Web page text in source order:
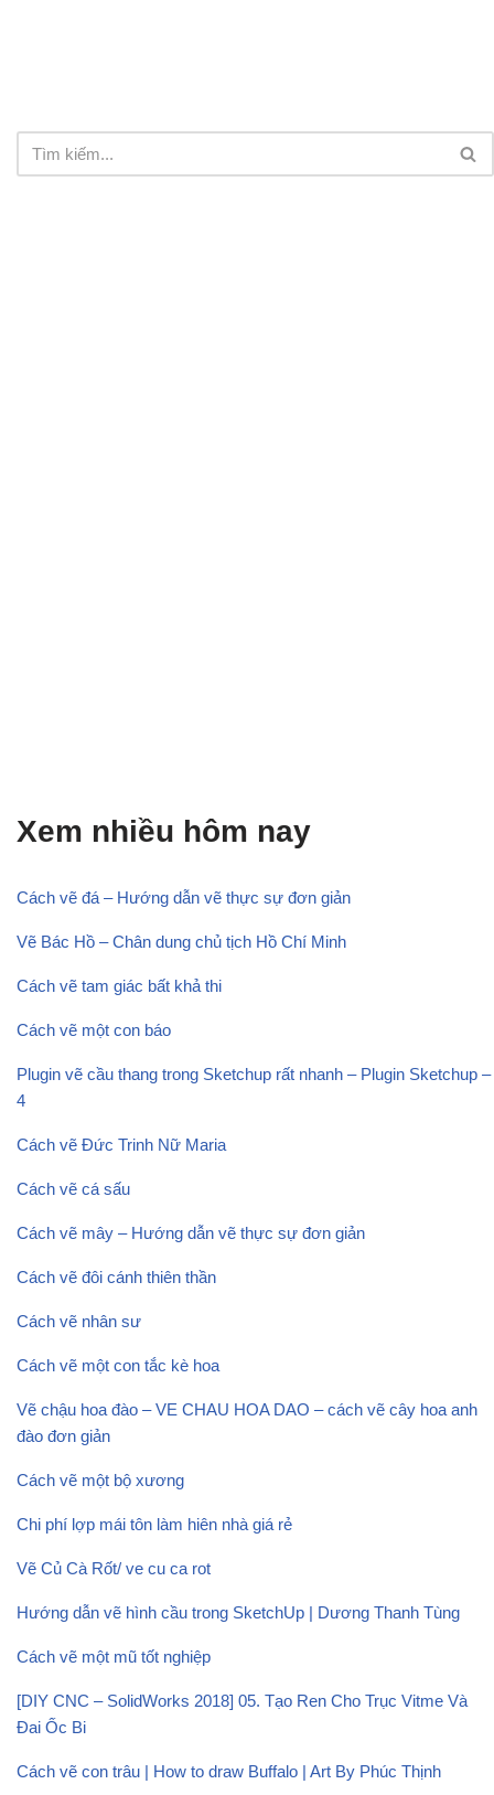
Xem nhiều hôm nay
Cách vẽ đá – Hướng dẫn vẽ thực sự đơn giản
Vẽ Bác Hồ – Chân dung chủ tịch Hồ Chí Minh
Cách vẽ tam giác bất khả thi
Cách vẽ một con báo
Plugin vẽ cầu thang trong Sketchup rất nhanh – Plugin Sketchup –
4
Cách vẽ Đức Trinh Nữ Maria
Cách vẽ cá sấu
Cách vẽ mây – Hướng dẫn vẽ thực sự đơn giản
Cách vẽ đôi cánh thiên thần
Cách vẽ nhân sư
Cách vẽ một con tắc kè hoa
Vẽ chậu hoa đào – VE CHAU HOA DAO – cách vẽ cây hoa anh
đào đơn giản
Cách vẽ một bộ xương
Chi phí lợp mái tôn làm hiên nhà giá rẻ
Vẽ Củ Cà Rốt/ ve cu ca rot
Hướng dẫn vẽ hình cầu trong SketchUp | Dương Thanh Tùng
Cách vẽ một mũ tốt nghiệp
[DIY CNC – SolidWorks 2018] 05. Tạo Ren Cho Trục Vitme Và
Đai Ốc Bi
Cách vẽ con trâu | How to draw Buffalo | Art By Phúc Thịnh